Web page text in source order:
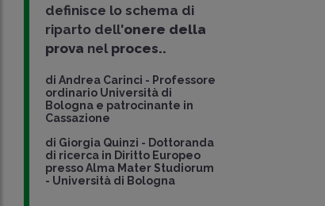
definisce lo schema di
riparto dell'onere della
prova nel proces..
diAndrea Carinci - Professore
ordinario Università di
Bologna e patrocinante in
Cassazione
di Giorgia Quinzi - Dottoranda
di ricerca in Diritto Europeo
presso Alma Mater Studiorum
- Università di Bologna